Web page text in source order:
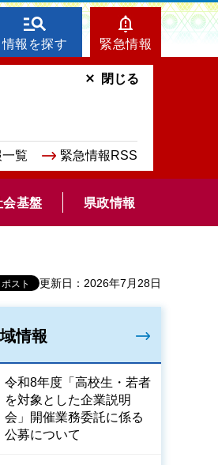
情報を探す 緊急情報
覧 緊急情報RSS
閉じる
会基盤 県政情報
更新日：2026年7月28日
情報
令和8年度「高校生・若者
を対象とした企業説明
会」開催業務委託に係る
公募について